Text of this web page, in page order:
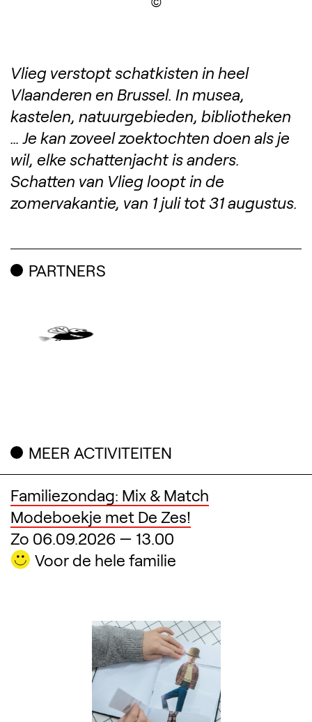
Vlieg verstopt schatkisten in heel
Vlaanderen en Brussel. In musea,
kastelen, natuurgebieden, bibliotheken
… Je kan zoveel zoektochten doen als je
wil, elke schattenjacht is anders.
Schatten van Vlieg loopt in de
zomervakantie, van 1 juli tot 31 augustus.
PARTNERS
Verwante inhoud
MEER ACTIVITEITEN
Familiezondag: Mix & Match
Modeboekje met De Zes!
Zo 06.09.2026 — 13.00
Voor de hele familie